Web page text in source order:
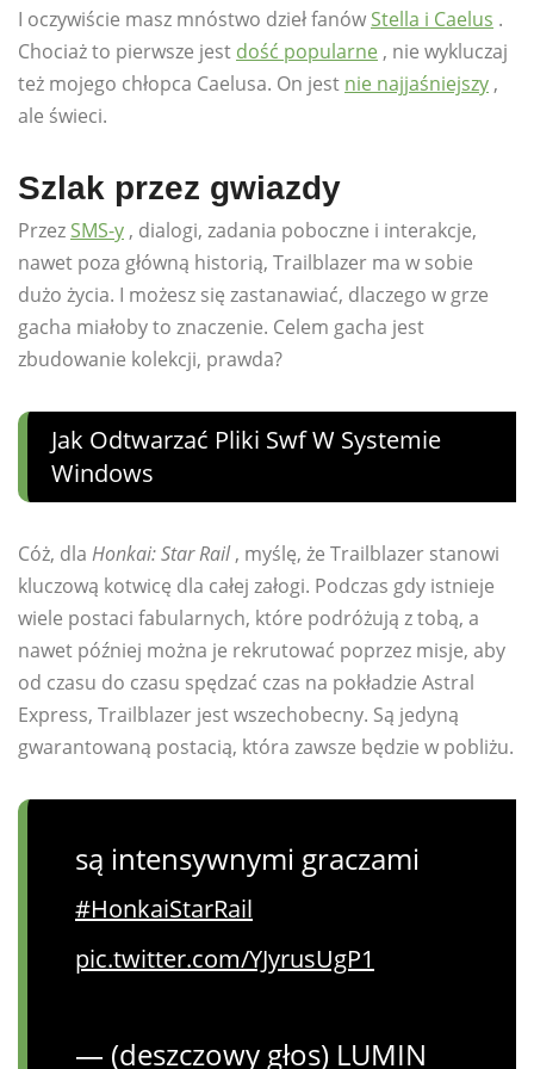
I oczywiście masz mnóstwo dzieł fanów Stella i Caelus .
Chociaż to pierwsze jest dość popularne , nie wykluczaj
też mojego chłopca Caelusa. On jest nie najjaśniejszy ,
ale świeci.
Szlak przez gwiazdy
Przez SMS-y , dialogi, zadania poboczne i interakcje,
nawet poza główną historią, Trailblazer ma w sobie
dużo życia. I możesz się zastanawiać, dlaczego w grze
gacha miałoby to znaczenie. Celem gacha jest
zbudowanie kolekcji, prawda?
Jak Odtwarzać Pliki Swf W Systemie
Windows
Cóż, dla Honkai: Star Rail, myślę, że Trailblazer stanowi
kluczową kotwicę dla całej załogi. Podczas gdy istnieje
wiele postaci fabularnych, które podróżują z tobą, a
nawet później można je rekrutować poprzez misje, aby
od czasu do czasu spędzać czas na pokładzie Astral
Express, Trailblazer jest wszechobecny. Są jedyną
gwarantowaną postacią, która zawsze będzie w pobliżu.
są intensywnymi graczami
#HonkaiStarRail
pic.twitter.com/YJyrusUgP1
— (deszczowy głos) LUMIN